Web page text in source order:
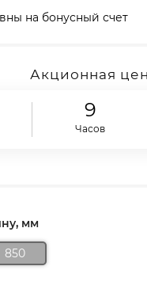
на бонусный счет
Акционная
9
Часов
мм
850